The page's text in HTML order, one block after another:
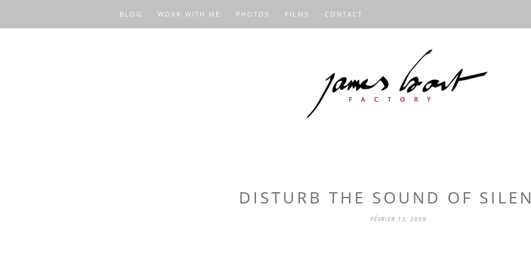
BLOG WORK WITH ME PHOTOS FILMS CONTACT
DISTURB THE SOUND OF
FÉVRIER 13, 2009